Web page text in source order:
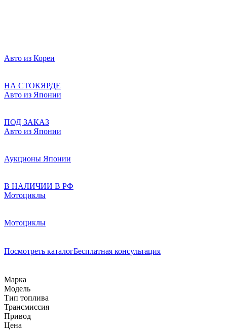
Авто из Кореи
НА СТОКЯРДЕ
Авто из Японии
ПОД ЗАКАЗ
Авто из Японии
Аукционы Японии
В НАЛИЧИИ В РФ
Мотоциклы
Мотоциклы
Посмотреть каталогБесплатная консультация
Марка
Модель
Тип топлива
Трансмиссия
Привод
Цена